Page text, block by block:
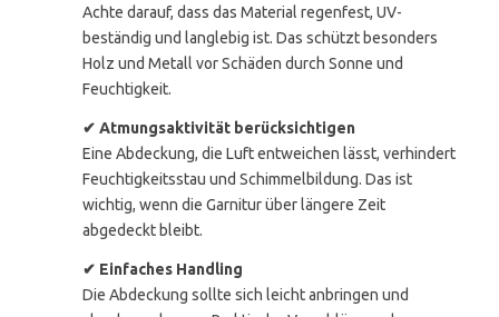
Achte darauf, dass das Material regenfest, UV-
beständig und langlebig ist. Das schützt besonders
Holz und Metall vor Schäden durch Sonne und
Feuchtigkeit.
✔ Atmungsaktivität berücksichtigen
Eine Abdeckung, die Luft entweichen lässt, verhindert
Feuchtigkeitsstau und Schimmelbildung. Das ist
wichtig, wenn die Garnitur über längere Zeit
abgedeckt bleibt.
✔ Einfaches Handling
Die Abdeckung sollte sich leicht anbringen und